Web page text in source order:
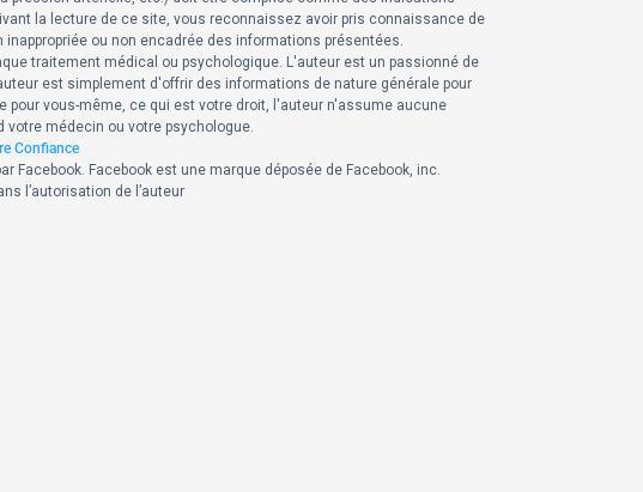
la lecture de ce site, vous reconnaissez avoir pris connaissance de
ou non encadrée des informations présentées.
traitement médical ou psychologique. L'auteur est un passionné de
est simplement d'offrir des informations de nature générale pour
vous-même, ce qui est votre droit, l'auteur n'assume aucune
médecin ou votre psychologue.
Confiance
Facebook. Facebook est une marque déposée de Facebook, inc.
l’autorisation de l’auteur